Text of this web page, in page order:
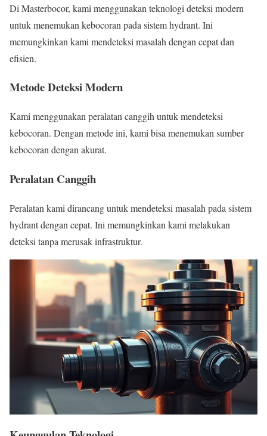
Di Masterbocor, kami menggunakan teknologi deteksi modern
untuk menemukan kebocoran pada sistem hydrant. Ini
memungkinkan kami mendeteksi masalah dengan cepat dan
efisien.
Metode Deteksi Modern
Kami menggunakan peralatan canggih untuk mendeteksi
kebocoran. Dengan metode ini, kami bisa menemukan sumber
kebocoran dengan akurat.
Peralatan Canggih
Peralatan kami dirancang untuk mendeteksi masalah pada sistem
hydrant dengan cepat. Ini memungkinkan kami melakukan
deteksi tanpa merusak infrastruktur.